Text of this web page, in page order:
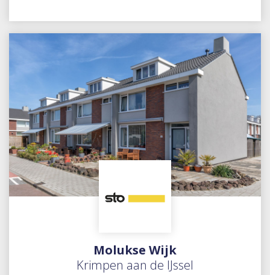
Molukse Wijk
Krimpen aan de IJssel